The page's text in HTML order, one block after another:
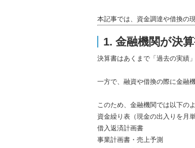
本記事では、資金調達や借換の
1. 金融機関が決
決算書はあくまで「過去の実績
一方で、融資や借換の際に金融
このため、金融機関では以下の
資金繰り表（現金の出入りを月
借入返済計画書
事業計画書・売上予測